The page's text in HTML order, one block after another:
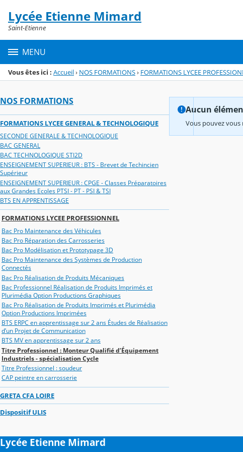
Menu de la rubrique
Contenu
Lycée Etienne Mimard
Saint-Etienne
MENU
Vous êtes ici : Accueil› NOS FORMATIONS› FORMATIONS LYCEE
NOS FORMATIONS
FORMATIONS LYCEE GENERAL & TECHNOLOGIQUE
SECONDE GENERALE & TECHNOLOGIQUE
BAC GENERAL
BAC TECHNOLOGIQUE STI2D
ENSEIGNEMENT SUPERIEUR : BTS - Brevet de Techincien
Supérieur
ENSEIGNEMENT SUPERIEUR : CPGE - Classes Préparatoires
aux Grandes Ecoles PTSI - PT - PSI & TSI
BTS EN APPRENTISSAGE
FORMATIONS LYCEE PROFESSIONNEL
Bac Pro Maintenance des Véhicules
Bac Pro Réparation des Carrosseries
Bac Pro Modélisation et Prototypage 3D
Bac Pro Maintenance des Systèmes de Production
Connectés
Bac Pro Réalisation de Produits Mécaniques
Bac Professionnel Réalisation de Produits Imprimés et
Plurimédia Option Productions Graphiques
Bac Pro Réalisation de Produits Imprimés et Plurimédia
Option Productions Imprimées
BTS ERPC en apprentissage sur 2 ans Études de Réalisation
d’un Projet de Communication
BTS MV en apprentissage sur 2 ans
Titre Professionnel : Monteur Qualifié d’Équipement
Industriels - spécialisation Cycle
Titre Professionnel : soudeur
CAP peintre en carrosserie
GRETA CFA LOIRE
Dispositif ULIS
Aucun
Vous pouvez
Lycée Etienne Mimard